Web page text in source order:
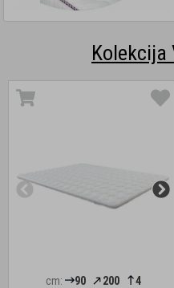
Kolekcija
cm: 90 200
4